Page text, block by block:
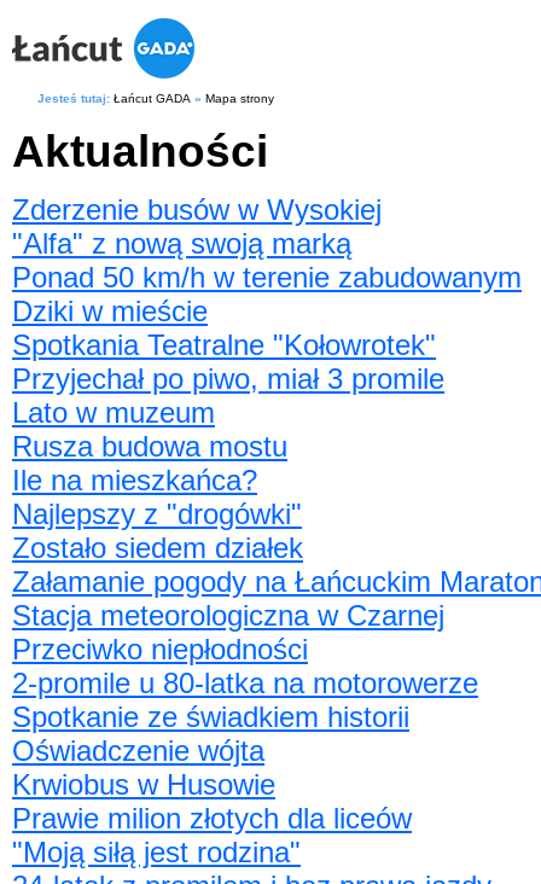
Jesteś tutaj: Łańcut GADA » Mapa strony
Aktualności
Zderzenie busów w Wysokiej
"Alfa" z nową swoją marką
Ponad 50 km/h w terenie zabudowanym
Dziki w mieście
Spotkania Teatralne "Kołowrotek"
Przyjechał po piwo, miał 3 promile
Lato w muzeum
Rusza budowa mostu
Ile na mieszkańca?
Najlepszy z "drogówki"
Zostało siedem działek
Załamanie pogody na Łańcuckim
Stacja meteorologiczna w Czarnej
Przeciwko niepłodności
2-promile u 80-latka na motorowerze
Spotkanie ze świadkiem historii
Oświadczenie wójta
Krwiobus w Husowie
Prawie milion złotych dla liceów
"Moją siłą jest rodzina"